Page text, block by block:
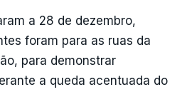
a 28 de dezembro,
foram para as ruas da
para demonstrar
a queda acentuada do